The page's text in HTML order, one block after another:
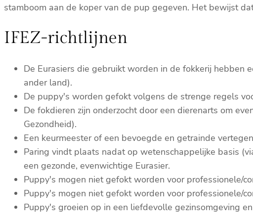
stamboom aan de koper van de pup gegeven. Het bewijst
IFEZ-richtlijnen
De Eurasiers die gebruikt worden in de fokkerij hebben
ander land).
De puppy's worden gefokt volgens de strenge regels
De fokdieren zijn onderzocht door een dierenarts om
Gezondheid).
Een keurmeester of een bevoegde en getrainde
Paring vindt plaats nadat op wetenschappelijke basis
een gezonde, evenwichtige Eurasier.
Puppy's mogen niet gefokt worden voor professionele/
Puppy's mogen niet gefokt worden voor professionele/
Puppy's groeien op in een liefdevolle gezinsomgeving